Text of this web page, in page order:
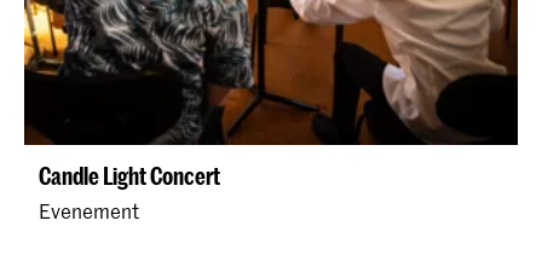
Candle Light Concert
Evenement